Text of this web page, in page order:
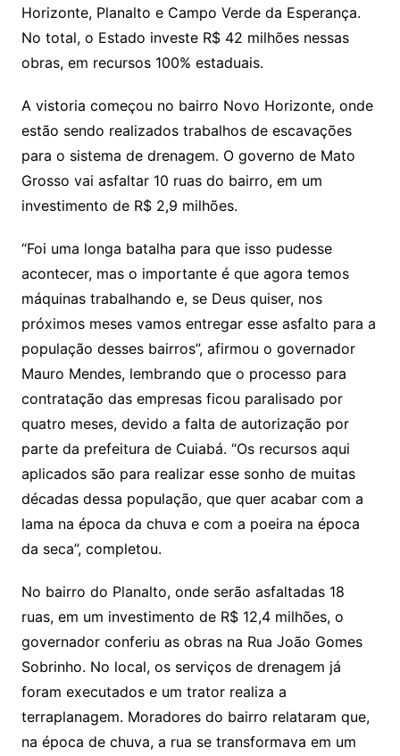
Horizonte, Planalto e Campo Verde da Esperança.
No total, o Estado investe R$ 42 milhões nessas
obras, em recursos 100% estaduais.
A vistoria começou no bairro Novo Horizonte, onde
estão sendo realizados trabalhos de escavações
para o sistema de drenagem. O governo de Mato
Grosso vai asfaltar 10 ruas do bairro, em um
investimento de R$ 2,9 milhões.
“Foi uma longa batalha para que isso pudesse
acontecer, mas o importante é que agora temos
máquinas trabalhando e, se Deus quiser, nos
próximos meses vamos entregar esse asfalto para a
população desses bairros”, afirmou o governador
Mauro Mendes, lembrando que o processo para
contratação das empresas ficou paralisado por
quatro meses, devido a falta de autorização por
parte da prefeitura de Cuiabá. “Os recursos aqui
aplicados são para realizar esse sonho de muitas
décadas dessa população, que quer acabar com a
lama na época da chuva e com a poeira na época
da seca”, completou.
No bairro do Planalto, onde serão asfaltadas 18
ruas, em um investimento de R$ 12,4 milhões, o
governador conferiu as obras na Rua João Gomes
Sobrinho. No local, os serviços de drenagem já
foram executados e um trator realiza a
terraplanagem. Moradores do bairro relataram que,
na época de chuva, a rua se transformava em um